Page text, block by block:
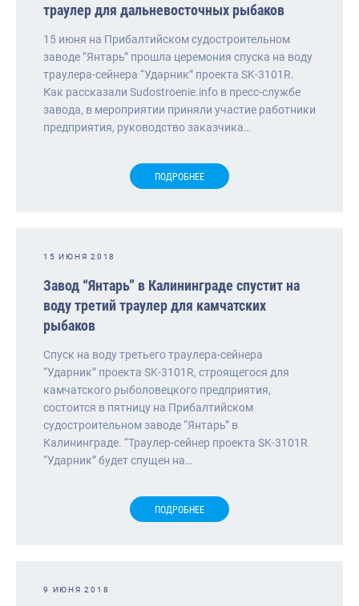
траулер для дальневосточных рыбаков
15 июня на Прибалтийском судостроительном
заводе “Янтарь” прошла церемония спуска на воду
траулера-сейнера “Ударник” проекта SK-3101R.
Как рассказали Sudostroenie.info в пресс-службе
завода, в мероприятии приняли участие работники
предприятия, руководство заказчика…
ПОДРОБНЕЕ
15 ИЮНЯ 2018
Завод “Янтарь” в Калининграде спустит на
воду третий траулер для камчатских
рыбаков
Спуск на воду третьего траулера-сейнера
“Ударник” проекта SK-3101R, строящегося для
камчатского рыболовецкого предприятия,
состоится в пятницу на Прибалтийском
судостроительном заводе “Янтарь” в
Калининграде. “Траулер-сейнер проекта SK-3101R
“Ударник” будет спущен на…
ПОДРОБНЕЕ
9 ИЮНЯ 2018